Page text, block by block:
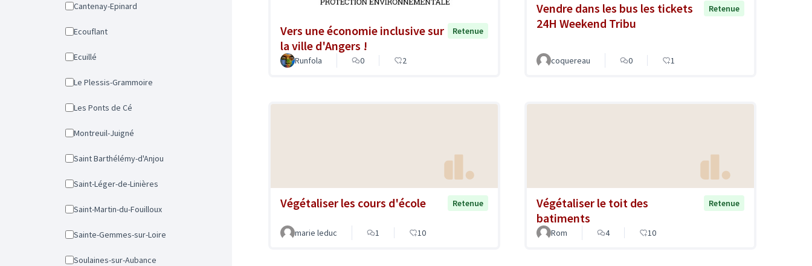
Cantenay-Epinard
Ecouflant
Ecuillé
Le Plessis-Grammoire
Les Ponts de Cé
Montreuil-Juigné
Saint Barthélémy-d'Anjou
Saint-Léger-de-Linières
Saint-Martin-du-Fouilloux
Sainte-Gemmes-sur-Loire
Soulaines-sur-Aubance
Vers une économie inclusive sur
la ville d'Angers !
Retenue
Runfola 0 2
Vendre dans les bus les tickets
24H Weekend Tribu
Retenue
coquereau 0 1
Végétaliser les cours d'école Retenue
marie leduc 1 10
Végétaliser le toit des
batiments
Retenue
Rom 4 10